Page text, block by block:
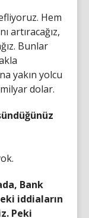
Hem
artıracağız,
Bunlar
yakın yolcu
dolar.
Bank
iddiaların
Peki